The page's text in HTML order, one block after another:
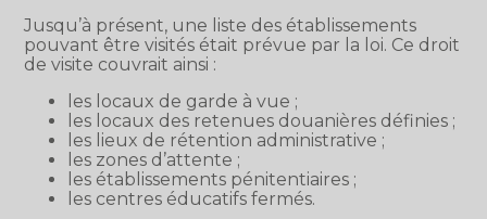
Jusqu’à présent, une liste des établissements
pouvant être visités était prévue par la loi. Ce droit
de visite couvrait ainsi :
les locaux de garde à vue ;
les locaux des retenues douanières définies ;
les lieux de rétention administrative ;
les zones d’attente ;
les établissements pénitentiaires ;
les centres éducatifs fermés.